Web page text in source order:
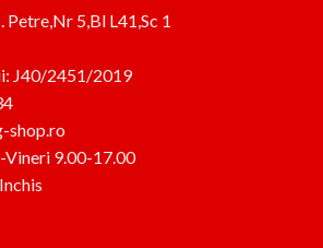
Petre,Nr 5,Bl L41,Sc 1
J40/2451/2019
shop.ro
Vineri 9.00-17.00